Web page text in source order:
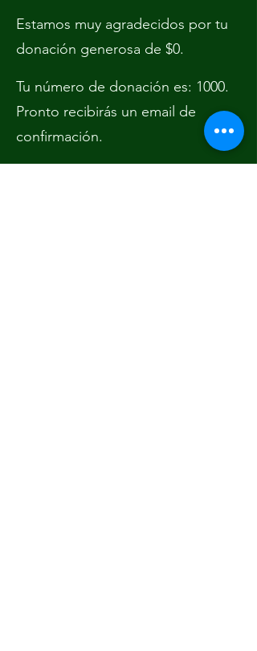
Estamos muy agradecidos por tu
donación generosa de $0.
Tu número de donación es: 1000.
Pronto recibirás un email de
confirmación.